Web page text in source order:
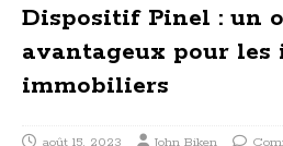
Dispositif Pinel : un
avantageux pour les
immobiliers
août 15, 2023 John Biken